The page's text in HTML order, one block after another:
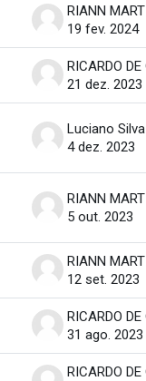
19 fev. 2024
21 dez. 2023
Luciano Silva
4 dez. 2023
5 out. 2023
12 set. 2023
31 ago. 2023